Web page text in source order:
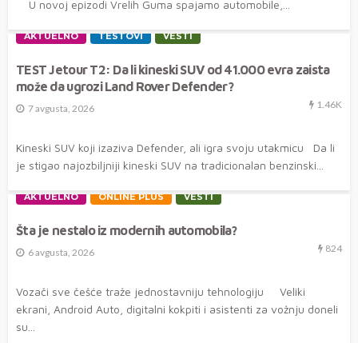
U novoj epizodi Vrelih Guma spajamo automobile,...
AKTUELNO TESTOVI VESTI
TEST Jetour T2: Da li kineski SUV od 41.000 evra zaista
može da ugrozi Land Rover Defender?
7 avgusta, 2026 1.46K
Kineski SUV koji izaziva Defender, ali igra svoju utakmicu Da li
je stigao najozbiljniji kineski SUV na tradicionalan benzinski...
AKTUELNO ONLINE PLUS VESTI
Šta je nestalo iz modernih automobila?
6 avgusta, 2026 824
Vozači sve češće traže jednostavniju tehnologiju Veliki
ekrani, Android Auto, digitalni kokpiti i asistenti za vožnju doneli
su...